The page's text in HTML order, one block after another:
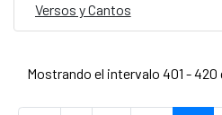
Versos y Cantos
Mostrando el intervalo 401 - 420